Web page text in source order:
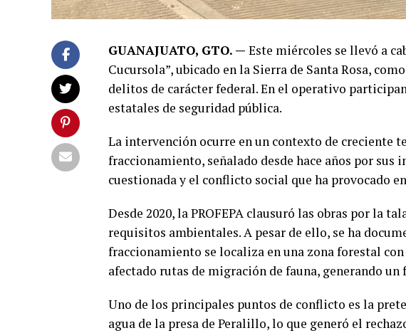
GUANAJUATO, GTO. — Este miércoles se llevó a
Cucursola”, ubicado en la Sierra de Santa Rosa,
delitos de carácter federal. En el operativo
estatales de seguridad pública.
La intervención ocurre en un contexto de creciente
fraccionamiento, señalado desde hace años por
cuestionada y el conflicto social que ha provocado
Desde 2020, la PROFEPA clausuró las obras por la
requisitos ambientales. A pesar de ello, se ha
fraccionamiento se localiza en una zona forestal
afectado rutas de migración de fauna, generando
Uno de los principales puntos de conflicto es la
agua de la presa de Peralillo, lo que generó el